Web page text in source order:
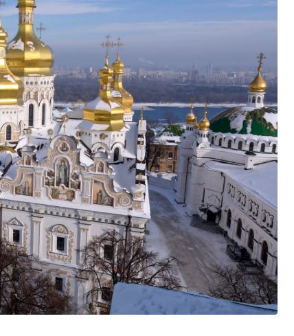
[email protected]
Реклама
Політика конфіденційності